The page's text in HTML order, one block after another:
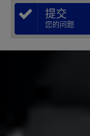
提交
您的问题